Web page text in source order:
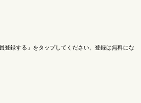
登録する」をタップしてください。登録は無料にな